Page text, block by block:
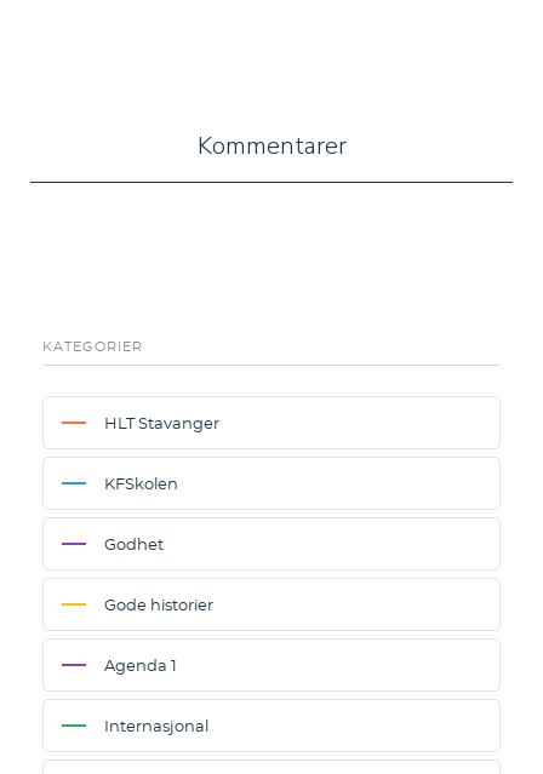
Kommentarer
KATEGORIER
HLT Stavanger
KFSkolen
Godhet
Gode historier
Agenda 1
Internasjonal